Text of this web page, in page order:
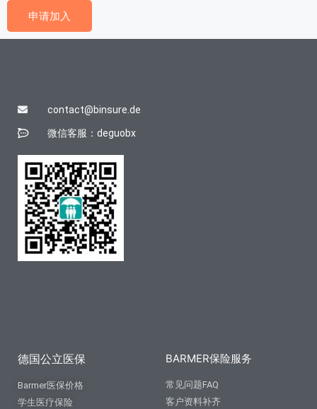
申请加入
contact@binsure.de
微信客服：deguobx
德国公立医保
Barmer医保价格
学生医疗保险
BARMER保险服务
常见问题FAQ
客户资料补齐